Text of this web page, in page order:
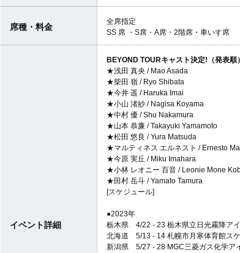
席種・料金
全席指定
SS 席 ・S席・A席・2階席・車いす席
イベント詳細
BEYOND TOURキャスト決定!（発表順）
★浅田 真央 / Mao Asada
★柴田 嶺 / Ryo Shibata
★今井 遥 / Haruka Imai
★小山 渚紗 / Nagisa Koyama
★中村 優 / Shu Nakamura
★山本 恭廉 / Takayuki Yamamoto
★松田 悠良 / Yura Matsuda
★マルティネス エルネスト / Ernesto
★今原 実丘 / Miku Imahara
★小林 レオニー 百音 / Leonie Mone
★田村 岳斗 / Yamato Tamura
[スケジュール]
●2023年
栃木県 4/22 - 23 栃木県立日光霧降ア
北海道 5/13 - 14 札幌市月寒体育館ス
新潟県 5/27 - 28 MGC三菱ガス化学ア